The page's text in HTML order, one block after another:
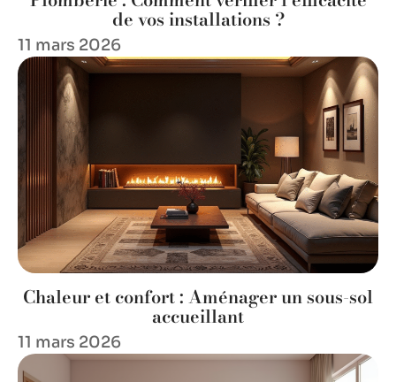
de vos installations ?
11 mars 2026
Chaleur et confort : Aménager un sous-sol
accueillant
11 mars 2026